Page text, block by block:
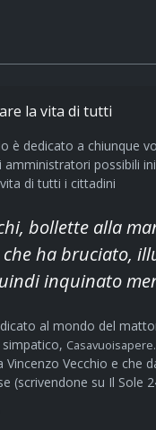
la vita di tutti
è dedicato a chiunque
amministratori possibili
di tutti i cittadini
bollette alla
ha bruciato,
inquinato
al mondo del
Vincenzo Vecchio e che
(scrivendone su Il Sole